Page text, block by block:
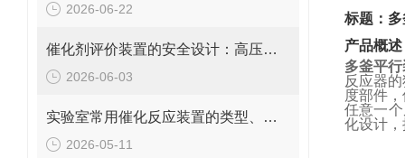
2026-06-22
催化剂评价装置的安全设计：高压、高温、有毒有害产物的防护
2026-06-03
实验室常用催化反应装置的类型、特点与选型指南
2026-05-11
标题：
产品概述
多釜平
反应器
度部件
任意一
化设计